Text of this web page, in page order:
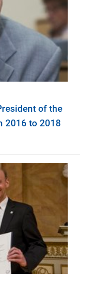
of the
2016 to 2018